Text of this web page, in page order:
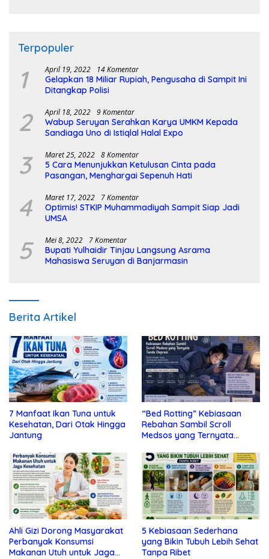
Terpopuler
1 April 19, 2022 14 Komentar
Gelapkan 18 Miliar Rupiah, Pengusaha di Sampit Ini
Ditangkap Polisi
2 April 18, 2022 9 Komentar
Wabup Seruyan Serahkan Karya UMKM Kepada
Sandiaga Uno di Istiqlal Halal Expo
3 Maret 25, 2022 8 Komentar
5 Cara Menunjukkan Ketulusan Cinta pada
Pasangan, Menghargai Sepenuh Hati
4 Maret 17, 2022 7 Komentar
Optimis! STKIP Muhammadiyah Sampit Siap Jadi
UMSA
5 Mei 8, 2022 7 Komentar
Bupati Yulhaidir Tinjau Langsung Asrama
Mahasiswa Seruyan di Banjarmasin
Berita Artikel
7 Manfaat Ikan Tuna untuk
Kesehatan, Dari Otak Hingga
Jantung
“Bed Rotting” Kebiasaan
Rebahan Sambil Scroll
Medsos yang Ternyata
Ahli Gizi Dorong Masyarakat
Perbanyak Konsumsi
Makanan Utuh untuk Jaga
5 Kebiasaan Sederhana
yang Bikin Tubuh Lebih Sehat
Tanpa Ribet